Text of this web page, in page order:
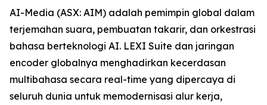
AI-Media (ASX: AIM) adalah pemimpin global dalam
terjemahan suara, pembuatan takarir, dan orkestrasi
bahasa berteknologi AI. LEXI Suite dan jaringan
encoder globalnya menghadirkan kecerdasan
multibahasa secara real-time yang dipercaya di
seluruh dunia untuk memodernisasi alur kerja,